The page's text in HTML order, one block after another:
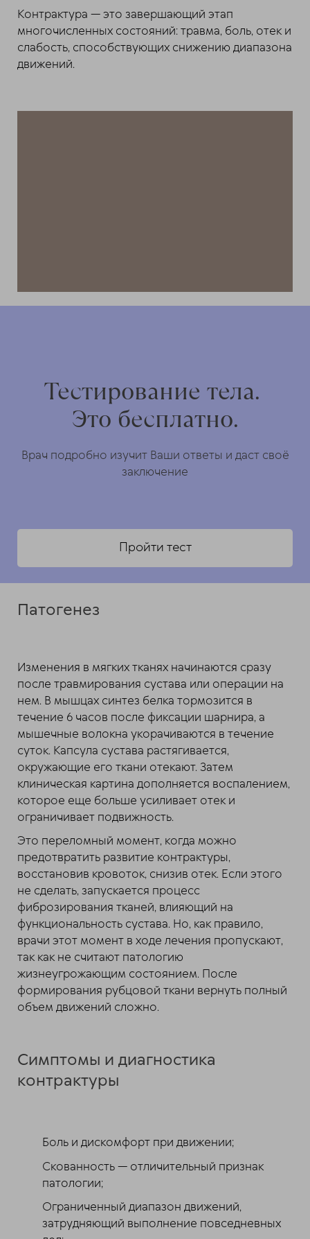
Контрактура — это завершающий этап
многочисленных состояний: травма, боль, отек и
слабость, способствующих снижению диапазона
движений.
Тестирование тела.
Это бесплатно.
Врач подробно изучит Ваши ответы и даст своё
заключение
Пройти тест
Патогенез
Изменения в мягких тканях начинаются сразу
после травмирования сустава или операции на
нем. В мышцах синтез белка тормозится в
течение 6 часов после фиксации шарнира, а
мышечные волокна укорачиваются в течение
суток. Капсула сустава растягивается,
окружающие его ткани отекают. Затем
клиническая картина дополняется воспалением,
которое еще больше усиливает отек и
ограничивает подвижность.
Это переломный момент, когда можно
предотвратить развитие контрактуры,
восстановив кровоток, снизив отек. Если этого
не сделать, запускается процесс
фиброзирования тканей, влияющий на
функциональность сустава. Но, как правило,
врачи этот момент в ходе лечения пропускают,
так как не считают патологию
жизнеугрожающим состоянием. После
формирования рубцовой ткани вернуть полный
объем движений сложно.
Симптомы и диагностика
контрактуры
Боль и дискомфорт при движении;
Скованность — отличительный признак
патологии;
Ограниченный диапазон движений,
затрудняющий выполнение повседневных